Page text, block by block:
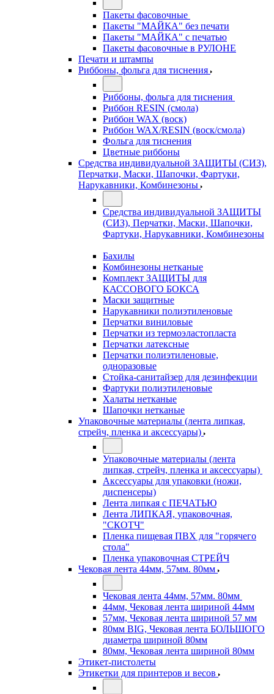
Пакеты фасовочные
Пакеты "МАЙКА" без печати
Пакеты "МАЙКА" с печатью
Пакеты фасовочные в РУЛОНЕ
Печати и штампы
Риббоны, фольга для тиснения
Риббоны, фольга для тиснения
Риббон RESIN (смола)
Риббон WAX (воск)
Риббон WAX/RESIN (воск/смола)
Фольга для тиснения
Цветные риббоны
Средства индивидуальной ЗАЩИТЫ (СИЗ),
Перчатки, Маски, Шапочки, Фартуки,
Нарукавники, Комбинезоны
Средства индивидуальной ЗАЩИТЫ
(СИЗ), Перчатки, Маски, Шапочки,
Фартуки, Нарукавники, Комбинезоны
Бахилы
Комбинезоны нетканые
Комплект ЗАЩИТЫ для
КАССОВОГО БОКСА
Маски защитные
Нарукавники полиэтиленовые
Перчатки виниловые
Перчатки из термоэластопласта
Перчатки латексные
Перчатки полиэтиленовые,
одноразовые
Стойка-санитайзер для дезинфекции
Фартуки полиэтиленовые
Халаты нетканые
Шапочки нетканые
Упаковочные материалы (лента липкая,
стрейч, пленка и аксессуары)
Упаковочные материалы (лента
липкая, стрейч, пленка и аксессуары)
Аксессуары для упаковки (ножи,
диспенсеры)
Лента липкая с ПЕЧАТЬЮ
Лента ЛИПКАЯ, упаковочная,
"СКОТЧ"
Пленка пищевая ПВХ для "горячего
стола"
Пленка упаковочная СТРЕЙЧ
Чековая лента 44мм, 57мм. 80мм
Чековая лента 44мм, 57мм. 80мм
44мм, Чековая лента шириной 44мм
57мм, Чековая лента шириной 57 мм
80мм BIG, Чековая лента БОЛЬШОГО
диаметра шириной 80мм
80мм, Чековая лента шириной 80мм
Этикет-пистолеты
Этикетки для принтеров и весов